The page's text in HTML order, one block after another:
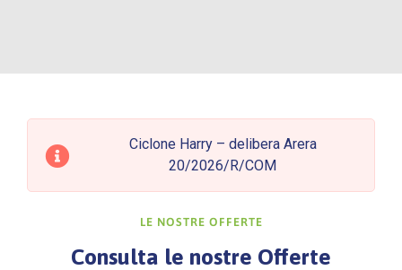
Ciclone Harry – delibera Arera
20/2026/R/COM
LE NOSTRE OFFERTE
Consulta le nostre Offerte